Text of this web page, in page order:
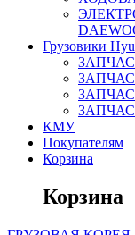
Грузовики
КМУ
Покупателям
Корзина
Корзина